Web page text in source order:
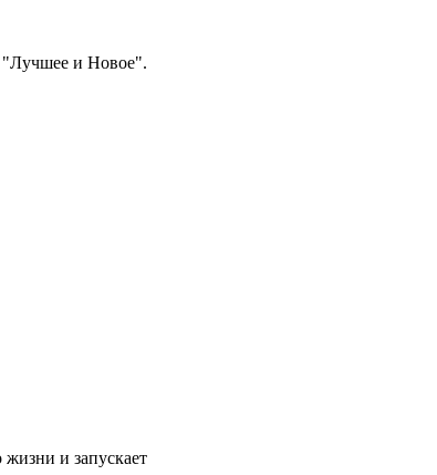
и Новое".
и запускает